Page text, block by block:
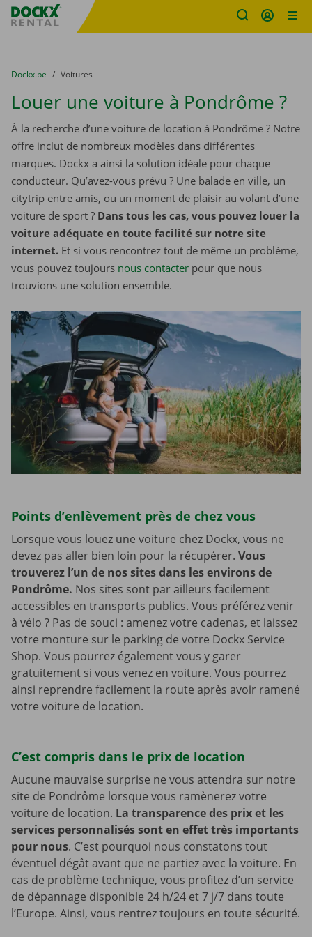
sitename
You are here:
du
Dockx.be to
Voitures
Louer une voiture à Pondrôme ?
À la recherche d’une voiture de location à Pondrôme ? Notre
offre inclut de nombreux modèles dans différentes
marques. Dockx a ainsi la solution idéale pour chaque
conducteur. Qu’avez-vous prévu ? Une balade en ville, un
citytrip entre amis, ou un moment de plaisir au volant d’une
voiture de sport ? Dans tous les cas, vous pouvez louer la
voiture adéquate en toute facilité sur notre site
internet. Et si vous rencontrez tout de même un problème,
vous pouvez toujours nous contacter pour que nous
trouvions une solution ensemble.
Points d’enlèvement près de chez vous
Lorsque vous louez une voiture chez Dockx, vous ne
devez pas aller bien loin pour la récupérer. Vous
trouverez l’un de nos sites dans les environs de
Pondrôme. Nos sites sont par ailleurs facilement
accessibles en transports publics. Vous préférez venir
à vélo ? Pas de souci : amenez votre cadenas, et laissez
votre monture sur le parking de votre Dockx Service
Shop. Vous pourrez également vous y garer
gratuitement si vous venez en voiture. Vous pourrez
ainsi reprendre facilement la route après avoir ramené
votre voiture de location.
C’est compris dans le prix de location
Aucune mauvaise surprise ne vous attendra sur notre
site de Pondrôme lorsque vous ramènerez votre
voiture de location. La transparence des prix et les
services personnalisés sont en effet très importants
pour nous. C’est pourquoi nous constatons tout
éventuel dégât avant que ne partiez avec la voiture. En
cas de problème technique, vous profitez d’un service
de dépannage disponible 24 h/24 et 7 j/7 dans toute
l’Europe. Ainsi, vous rentrez toujours en toute sécurité.